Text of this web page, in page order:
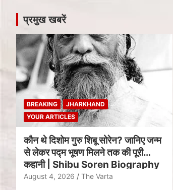
प्रमुख खबरें
BREAKING
JHARKHAND
YOUR ARTICLES
कौन थे दिशोम गुरु शिबू सोरेन? जानिए जन्म
से लेकर पद्म भूषण मिलने तक की पूरी
कहानी | Shibu Soren Biography
August 4, 2026 The Varta